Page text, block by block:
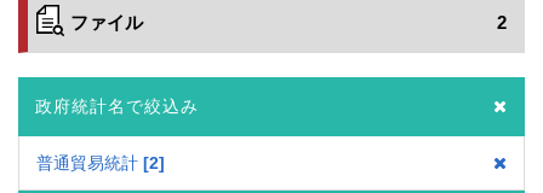
ファイル 2
政府統計名で絞込み
普通貿易統計 2